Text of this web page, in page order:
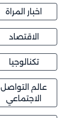
اخبار المراة
الاقتصاد
تكنالوجيا
عالم التواصل
الاجتماعي